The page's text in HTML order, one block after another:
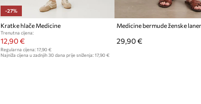
-27%
Kratke hlače Medicine
Trenutna cijena:
12,90 €
Regularna cijena: 17,90 €
Najniža cijena u zadnjih 30 dana prije sniženja: 17,90 €
Medicine bermude ženske
29,90 €